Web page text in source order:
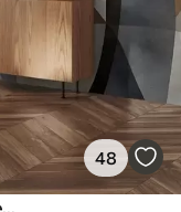
48